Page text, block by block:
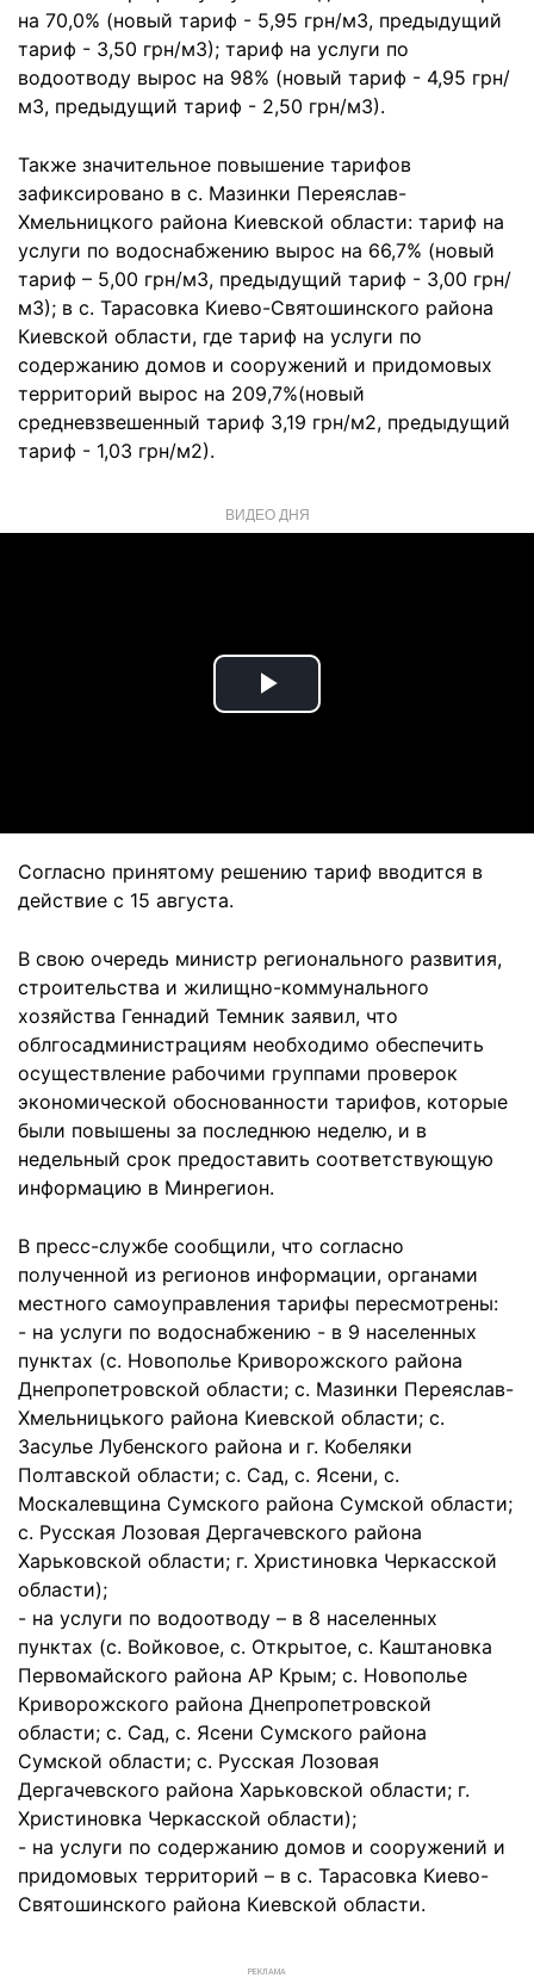
на 70,0% (новый тариф - 5,95 грн/м3, предыдущий
тариф - 3,50 грн/м3); тариф на услуги по
водоотводу вырос на 98% (новый тариф - 4,95 грн/
м3, предыдущий тариф - 2,50 грн/м3).
Также значительное повышение тарифов
зафиксировано в с. Мазинки Переяслав-
Хмельницкого района Киевской области: тариф на
услуги по водоснабжению вырос на 66,7% (новый
тариф – 5,00 грн/м3, предыдущий тариф - 3,00 грн/
м3); в с. Тарасовка Киево-Святошинского района
Киевской области, где тариф на услуги по
содержанию домов и сооружений и придомовых
территорий вырос на 209,7%(новый
средневзвешенный тариф 3,19 грн/м2, предыдущий
тариф - 1,03 грн/м2).
ВИДЕО ДНЯ
Play
Согласно принятому решению тариф вводится в
действие с 15 августа.
В свою очередь министр регионального развития,
строительства и жилищно-коммунального
хозяйства Геннадий Темник заявил, что
облгосадминистрациям необходимо обеспечить
осуществление рабочими группами проверок
экономической обоснованности тарифов, которые
были повышены за последнюю неделю, и в
недельный срок предоставить соответствующую
информацию в Минрегион.
В пресс-службе сообщили, что согласно
полученной из регионов информации, органами
местного самоуправления тарифы пересмотрены:
- на услуги по водоснабжению - в 9 населенных
пунктах (с. Новополье Криворожского района
Днепропетровской области; с. Мазинки Переяслав-
Хмельницького района Киевской области; с.
Засулье Лубенского района и г. Кобеляки
Полтавской области; с. Сад, с. Ясени, с.
Москалевщина Сумского района Сумской области;
с. Русская Лозовая Дергачевского района
Харьковской области; г. Христиновка Черкасской
области);
- на услуги по водоотводу – в 8 населенных
пунктах (с. Войковое, с. Открытое, с. Каштановка
Первомайского района АР Крым; с. Новополье
Криворожского района Днепропетровской
области; с. Сад, с. Ясени Сумского района
Сумской области; с. Русская Лозовая
Дергачевского района Харьковской области; г.
Христиновка Черкасской области);
- на услуги по содержанию домов и сооружений и
придомовых территорий – в с. Тарасовка Киево-
Святошинского района Киевской области.
РЕКЛАМА